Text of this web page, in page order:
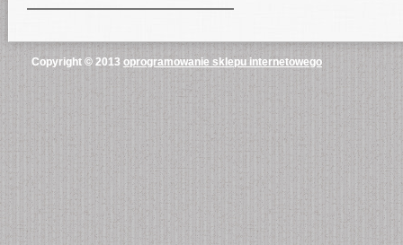
Copyright © 2013 oprogramowanie sklepu internetowego